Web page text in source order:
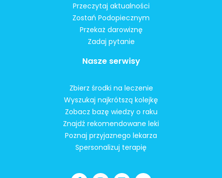
Przeczytaj aktualności
Zostań Podopiecznym
Przekaż darowiznę
Zadaj pytanie
Nasze serwisy
Zbierz środki na leczenie
Wyszukaj najkrótszą kolejkę
Zobacz bazę wiedzy o raku
Znajdź rekomendowane leki
Poznaj przyjaznego lekarza
Spersonalizuj terapię